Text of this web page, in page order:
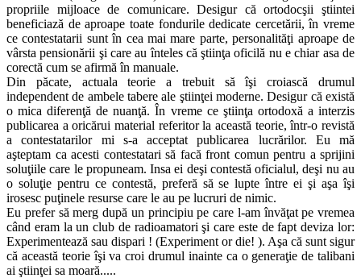
propriile mijloace de comunicare. Desigur că ortodocşii ştiintei
beneficiază de aproape toate fondurile dedicate cercetării, în vreme
ce contestatarii sunt în cea mai mare parte, personalităţi aproape de
vârsta pensionării şi care au înteles că ştiinţa oficilă nu e chiar asa de
corectă cum se afirmă în manuale.
Din păcate, actuala teorie a trebuit să îşi croiască drumul
independent de ambele tabere ale ştiinţei moderne. Desigur că există
o mica diferenţă de nuanţă. În vreme ce ştiinţa ortodoxă a interzis
publicarea a oricărui material referitor la această teorie, într-o revistă
a contestatarilor mi s-a acceptat publicarea lucrărilor. Eu mă
aşteptam ca acesti contestatari să facă front comun pentru a sprijini
soluţiile care le propuneam. Insa ei deşi contestă oficialul, deşi nu au
o soluţie pentru ce contestă, preferă să se lupte între ei şi aşa îşi
irosesc puţinele resurse care le au pe lucruri de nimic.
Eu prefer să merg după un principiu pe care l-am învăţat pe vremea
când eram la un club de radioamatori şi care este de fapt deviza lor:
Experimentează sau dispari ! (Experiment or die! ). Aşa că sunt sigur
că această teorie îşi va croi drumul inainte ca o generaţie de talibani
ai ştiinţei sa moară.....